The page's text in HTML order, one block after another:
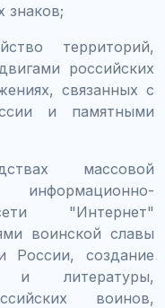
знаков;
территорий,
российских
связанных с
и памятными
массовой
"Интернет"
воинской славы
России, создание
и литературы,
воинов,